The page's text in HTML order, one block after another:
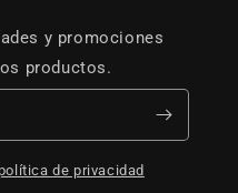
y promociones
productos.
política de privacidad